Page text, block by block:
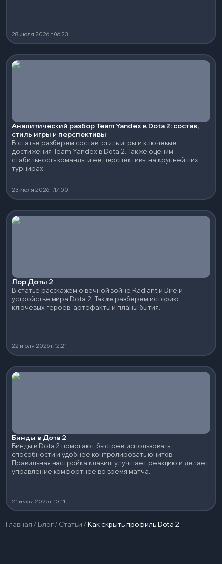
28 июля 2026 г. 06:23
Аналитический разбор Team Yandex в Dota 2: состав,
стиль игры и перспективы
В статье разберем состав, стиль игры и ключевые
достижения Team Yandex в Dota 2. Также оценим
стабильность команды и её перспективы на крупнейших
турнирах.
23 июля 2026 г. 17:00
Лор Доты 2
В статье расскажем о вечной войне Radiant и Dire и
устройстве мира Dota 2. Также разберём историю
ключевых героев, артефакты и планы бытия.
22 июля 2026 г. 12:21
Бинды в Дота 2
Бинды в Dota 2 помогают быстрее использовать
способности и удобнее контролировать юнитов.
Правильная настройка клавиш улучшает реакцию и делает
управление комфортнее во время матча.
21 июля 2026 г. 10:11
Главная / Блог/ Статьи /Как скрыть профиль Dota 2